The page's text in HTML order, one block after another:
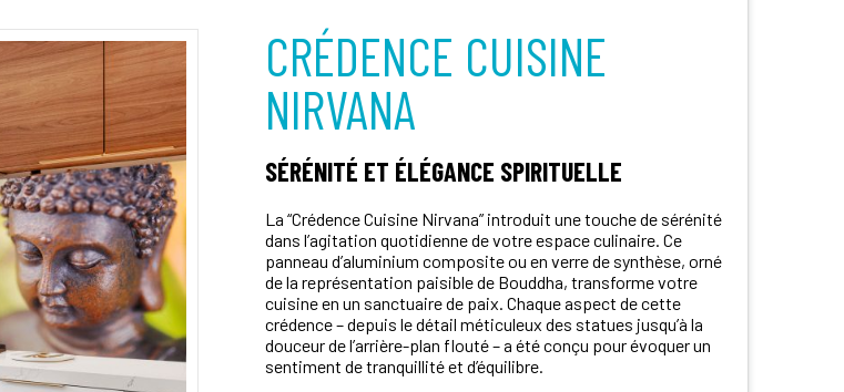
CRÉDENCE CUISINE
NIRVANA
SÉRÉNITÉ ET ÉLÉGANCE SPIRITUELLE
La “Crédence Cuisine Nirvana” introduit une touche de sérénité
dans l’agitation quotidienne de votre espace culinaire. Ce
panneau d’aluminium composite ou en verre de synthèse, orné
de la représentation paisible de Bouddha, transforme votre
cuisine en un sanctuaire de paix. Chaque aspect de cette
crédence – depuis le détail méticuleux des statues jusqu’à la
douceur de l’arrière-plan flouté – a été conçu pour évoquer un
sentiment de tranquillité et d’équilibre.